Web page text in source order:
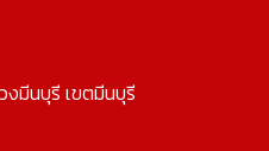
มีนบุรี เขตมีนบุรี